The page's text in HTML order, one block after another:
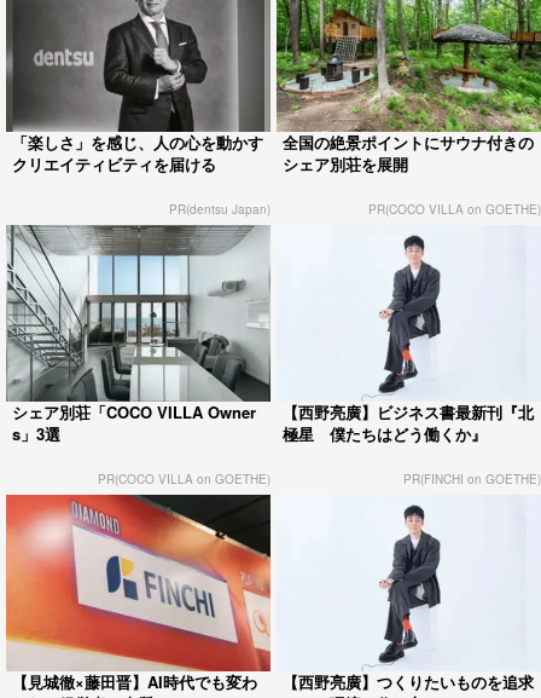
「楽しさ」を感じ、人の心を動かす
クリエイティビティを届ける
PR(dentsu Japan)
全国の絶景ポイントにサウナ付きの
シェア別荘を展開
PR(COCO VILLA on GOETHE)
シェア別荘「COCO VILLA Owner
s」3選
PR(COCO VILLA on GOETHE)
【西野亮廣】ビジネス書最新刊『北
極星 僕たちはどう働くか』
PR(FINCHI on GOETHE)
【見城徹×藤田晋】AI時代でも変わ
【西野亮廣】つくりたいものを追求